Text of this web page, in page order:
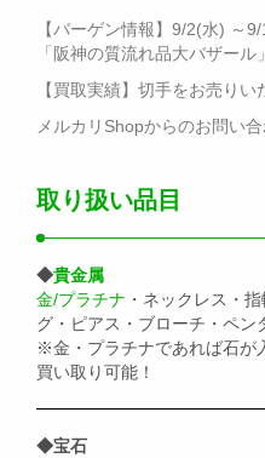
【バーゲン情報】9/2(水) ～
「阪神の質流れ品大バザール
【買取実績】切手をお売りい
メルカリShopからのお問い
取り扱い品目
◆貴金属
金/プラチナ ・ネックレス・
グ・ピアス・ブローチ・ペン
※金・プラチナであれば石が
買い取り可能！
◆宝石